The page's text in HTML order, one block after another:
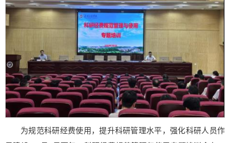
为规范科研经费使用，提升科研管理水平，强化科研人员作